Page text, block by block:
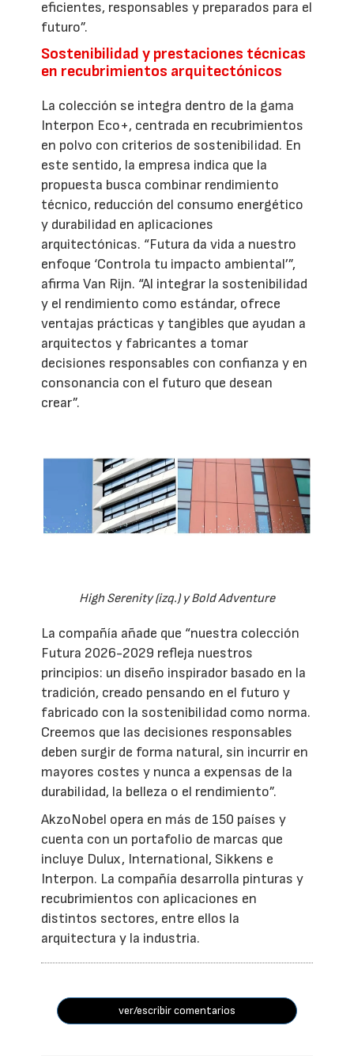
eficientes, responsables y preparados para el
futuro”.
Sostenibilidad y prestaciones técnicas
en recubrimientos arquitectónicos
La colección se integra dentro de la gama
Interpon Eco+, centrada en recubrimientos
en polvo con criterios de sostenibilidad. En
este sentido, la empresa indica que la
propuesta busca combinar rendimiento
técnico, reducción del consumo energético
y durabilidad en aplicaciones
arquitectónicas. “Futura da vida a nuestro
enfoque ‘Controla tu impacto ambiental’”,
afirma Van Rijn. “Al integrar la sostenibilidad
y el rendimiento como estándar, ofrece
ventajas prácticas y tangibles que ayudan a
arquitectos y fabricantes a tomar
decisiones responsables con confianza y en
consonancia con el futuro que desean
crear”.
High Serenity (izq.) y Bold Adventure
La compañía añade que “nuestra colección
Futura 2026-2029 refleja nuestros
principios: un diseño inspirador basado en la
tradición, creado pensando en el futuro y
fabricado con la sostenibilidad como norma.
Creemos que las decisiones responsables
deben surgir de forma natural, sin incurrir en
mayores costes y nunca a expensas de la
durabilidad, la belleza o el rendimiento”.
AkzoNobel opera en más de 150 países y
cuenta con un portafolio de marcas que
incluye Dulux, International, Sikkens e
Interpon. La compañía desarrolla pinturas y
recubrimientos con aplicaciones en
distintos sectores, entre ellos la
arquitectura y la industria.
ver/escribir comentarios